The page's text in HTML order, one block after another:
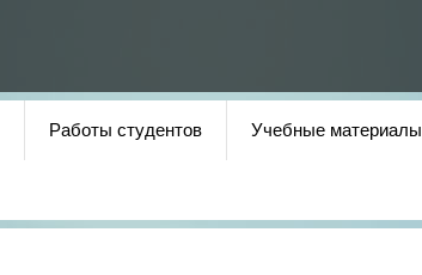
Работы студентов Учебные материалы